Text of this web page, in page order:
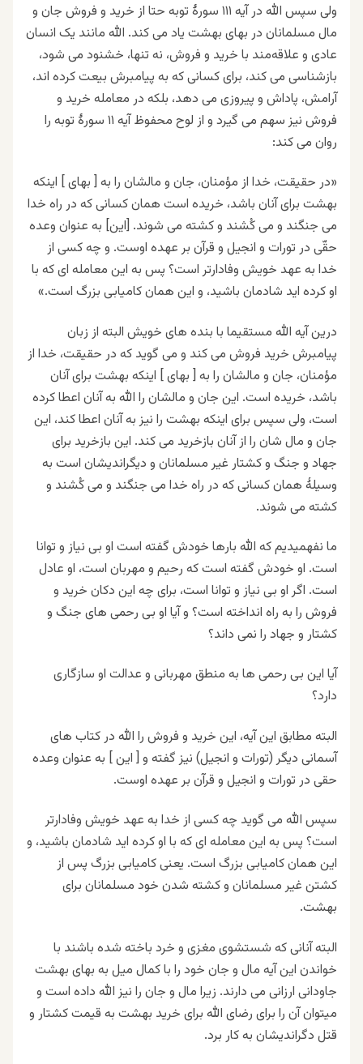
ولی سپس الله در آیه ۱۱۱ سورۀ توبه حتا از خرید و فروش جان و
مال مسلمانان در بهای بهشت یاد می کند. الله مانند یک انسان
عادی و علاقه‌مند با خرید و فروش، نه تنها، خشنود می شود،
بازشناسی می کند، برای کسانی که به پیامبرش بیعت کرده اند،
آرامش، پاداش و پیروزی می دهد، بلکه در معامله خرید و
فروش نیز سهم می گیرد و از لوح محفوظ آیه ۱۱ سورۀ توبه را
روان می کند:
«در حقیقت، خدا از مؤمنان، جان و مالشان را به [ بهای ] اینکه
بهشت برای آنان باشد، خریده است همان کسانی که در راه خدا
می جنگند و می کُشند و کشته می شوند. [این] به عنوان وعده
حقّی در تورات و انجیل و قرآن بر عهده اوست. و چه کسی از
خدا به عهد خویش وفادارتر است؟ پس به این معامله ای که با
او کرده اید شادمان باشید، و این همان کامیابی بزرگ است.»
درین آیه الله مستقیما با بنده های خویش البته از زبان
پیامبرش خرید فروش می کند و می گوید که در حقیقت، خدا از
مؤمنان، جان و مالشان را به [ بهای ] اینکه بهشت برای آنان
باشد، خریده است. این جان و مالشان را الله به آنان اعطا کرده
است، ولی سپس برای اینکه بهشت را نیز به آنان اعطا کند، این
جان و مال شان را از آنان بازخرید می کند. این بازخرید برای
جهاد و جنگ و کشتار غیر مسلمانان و دیگراندیشان است به
وسیلۀ همان کسانی که در راه خدا می جنگند و می کُشند و
کشته می شوند.
ما نفهمیدیم که الله بارها خودش گفته است او بی نیاز و توانا
است. او خودش گفته است که رحیم و مهربان است، او عادل
است. اگر او بی نیاز و توانا است، برای چه این دکان خرید و
فروش را به راه انداخته است؟ و آیا او بی رحمی های جنگ و
کشتار و جهاد را نمی داند؟
آیا این بی رحمی ها به منطق مهربانی و عدالت او سازگاری
دارد؟
البته مطابق این آیه، این خرید و فروش را الله در کتاب های
آسمانی دیگر (تورات و انجیل) نیز گفته و [ این ] به عنوان وعده
حقی در تورات و انجیل و قرآن بر عهده اوست.
سپس الله می گوید چه کسی از خدا به عهد خویش وفادارتر
است؟ پس به این معامله ای که با او کرده اید شادمان باشید، و
این همان کامیابی بزرگ است. یعنی کامیابی بزرگ پس از
کشتن غیر مسلمانان و کشته شدن خود مسلمانان برای
بهشت.
البته آنانی که شستشوی مغزی و خرد باخته شده باشند با
خواندن این آیه مال و جان خود را با کمال میل به بهای بهشت
جاودانی ارزانی می دارند. زیرا مال و جان را نیز الله داده است و
میتوان آن را برای رضای الله برای خرید بهشت به قیمت کشتار و
قتل دگراندیشان به کار برد.